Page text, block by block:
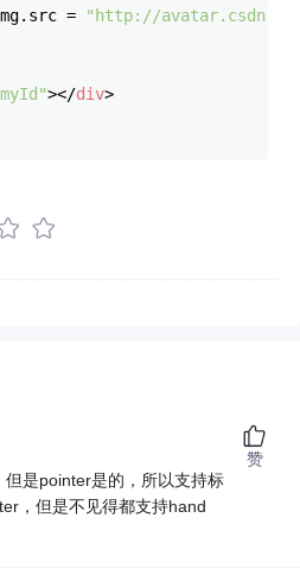
img.src =
"http://
></div>
是pointer是的，所以支持标
，但是不见得都支持hand
赞